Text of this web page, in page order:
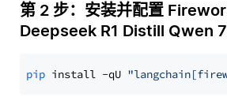
第 2 步：安装并配置
Deepseek R1 Distill Qwen
pip install -qU